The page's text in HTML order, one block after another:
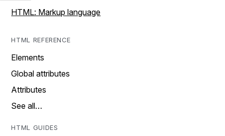
HTML: Markup language
HTML REFERENCE
Elements
Global attributes
Attributes
See all…
HTML GUIDES